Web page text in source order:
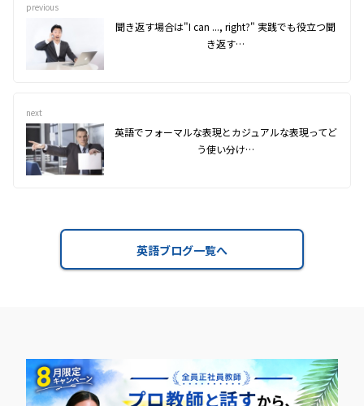
previous
聞き返す場合は"I can ..., right?" 実践でも役立つ聞
き返す…
next
英語でフォーマルな表現とカジュアルな表現ってど
う使い分け…
英語ブログ一覧へ